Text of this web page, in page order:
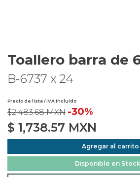
Toallero barra de
B-6737 x 24
Precio de lista / IVA incluido
$2,483.68 MXN -30%
$ 1,738.57 MXN
Agregar al carrito
Disponible en